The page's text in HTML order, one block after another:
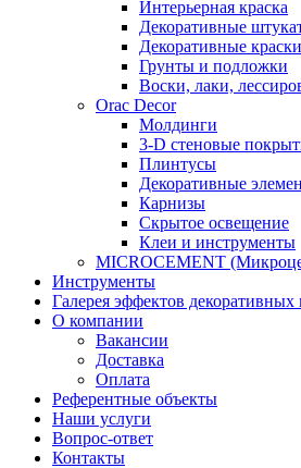
Интерьерная краска
Декоративные
Декоративные краски
Грунты и подложки
Воски, лаки,
Orac Decor
Молдинги
3-D стеновые
Плинтусы
Декоративные
Карнизы
Скрытое освещение
Клеи и инструменты
MICROCEMENT
Инструменты
Галерея эффектов декоративных
О компании
Вакансии
Доставка
Оплата
Референтные объекты
Наши услуги
Вопрос-ответ
Контакты